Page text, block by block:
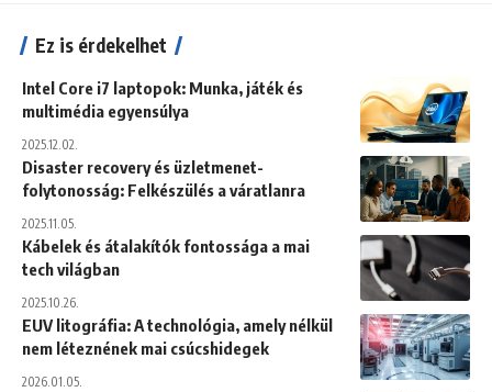
Ez is érdekelhet
Intel Core i7 laptopok: Munka, játék és
multimédia egyensúlya
2025.12.02.
Disaster recovery és üzletmenet-
folytonosság: Felkészülés a váratlanra
2025.11.05.
Kábelek és átalakítók fontossága a mai
tech világban
2025.10.26.
EUV litográfia: A technológia, amely nélkül
nem léteznének mai csúcshidegek
2026.01.05.